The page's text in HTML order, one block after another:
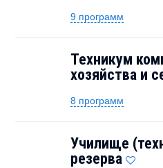
9 программ
Техникум
хозяйства и
8 программ
Училище
резерва